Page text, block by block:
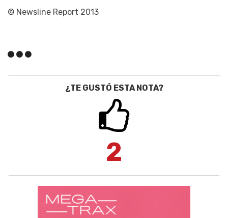
© Newsline Report 2013
¿TE GUSTÓ ESTA NOTA?
2